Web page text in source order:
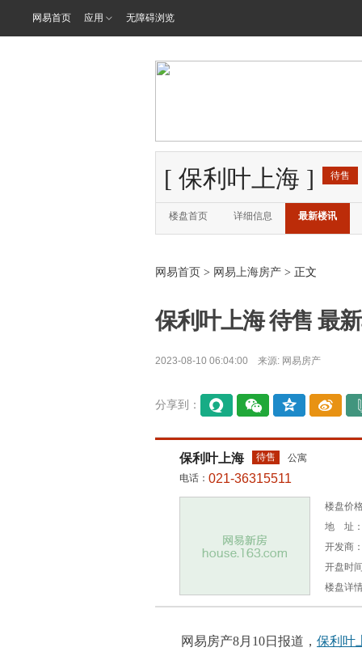
网易首页 应用 无障碍浏览
[ 保利叶上海 ] 待售
楼盘首页 详细信息 最新楼讯
网易首页 > 网易上海房产 > 正文
保利叶上海 待售 最
2023-08-10 06:04:00 来源: 网易房产
分享到：
间
保利叶上海 待售
公寓
电话： 021-36315511
楼盘价
地 址：
开发商
开盘时
楼盘详
网易房产8月10日报道， 保利叶